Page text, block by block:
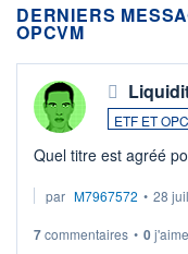
DERNIERS
OPCVM
ETF ET
Quel titre est agréé
par M7967572 • 28
7commentaires • 0j'aime